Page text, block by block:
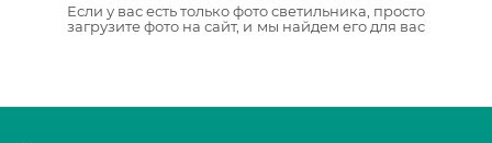
Если у вас есть только фото светильника, просто
загрузите фото на сайт, и мы найдем его для вас